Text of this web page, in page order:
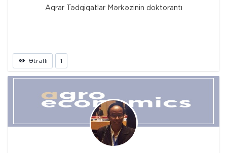
Aqrar Tədqiqatlar Mərkəzinin doktorantı
Ətraflı 1